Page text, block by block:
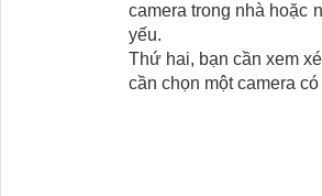
camera trong nhà hoặc
yếu.
Thứ hai, bạn cần xem
cần chọn một camera